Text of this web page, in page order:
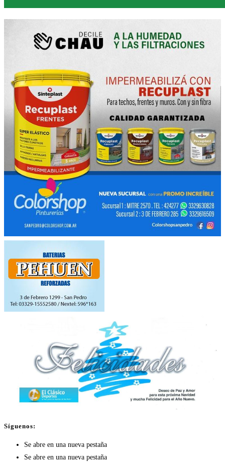
Síguenos:
Se abre en una nueva pestaña
Se abre en una nueva pestaña